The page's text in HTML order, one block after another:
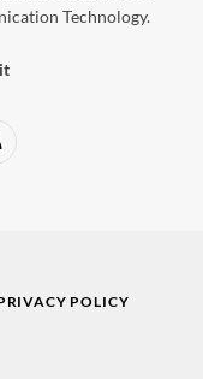
Technology.
POLICY